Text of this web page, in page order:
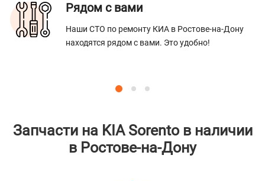
Рядом с вами
Наши СТО по ремонту КИА в Ростове-на-Дону
находятся рядом с вами. Это удобно!
Запчасти на KIA Sorento в наличии
в Ростове-на-Дону